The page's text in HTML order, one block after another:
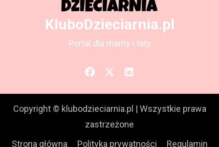
KluboDzieciarnia.pl
Portal dla mamy i taty
Copyright © klubodzieciarnia.pl | Wszystkie prawa
zastrzeżone
Strona główna
Polityka prywatności Regulamin